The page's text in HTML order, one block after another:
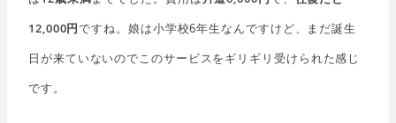
12,000円ですね。娘は小学校6年生なんですけど、まだ誕生
日が来ていないのでこのサービスをギリギリ受けられた感じ
です。